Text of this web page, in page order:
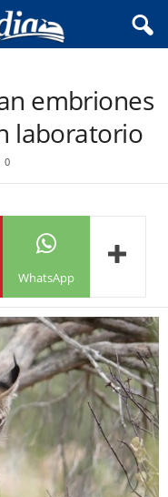
embriones
laboratorio
0
WhatsApp